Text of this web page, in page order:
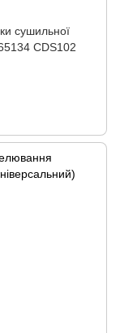
сушильної
CDS102